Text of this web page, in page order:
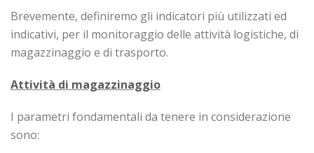
Brevemente, definiremo gli indicatori più utilizzati ed
indicativi, per il monitoraggio delle attività logistiche, di
magazzinaggio e di trasporto.
Attività di magazzinaggio
I parametri fondamentali da tenere in considerazione
sono: